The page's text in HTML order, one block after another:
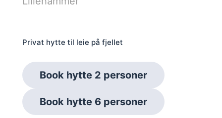
Privat hytte til leie på fjellet
Book hytte 2 personer
Book hytte 6 personer